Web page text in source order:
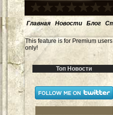
Главная Новости Блог
This feature is for Premium users
only!
Топ Новости